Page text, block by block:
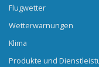
Flugwetter
Wetterwarnungen
Klima
Produkte und